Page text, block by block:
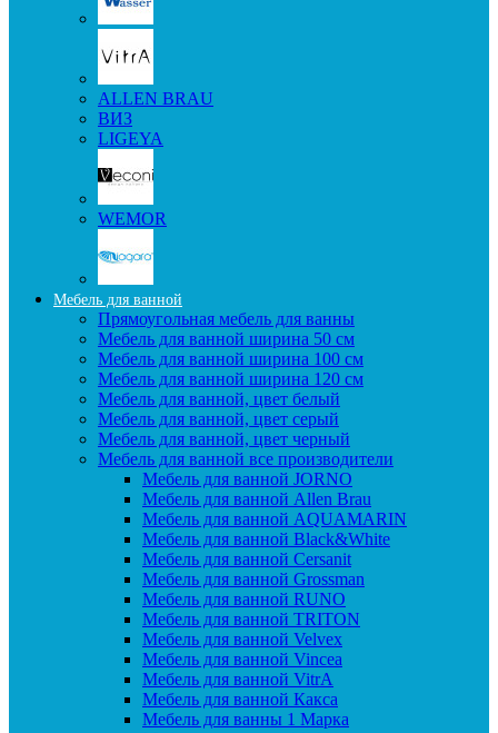
ALLEN BRAU
ВИЗ
LIGEYA
WEMOR
Мебель для ванной
Прямоугольная мебель для ванны
Мебель для ванной ширина 50 см
Мебель для ванной ширина 100 см
Мебель для ванной ширина 120 см
Мебель для ванной, цвет белый
Мебель для ванной, цвет серый
Мебель для ванной, цвет черный
Мебель для ванной все производители
Мебель для ванной JORNO
Мебель для ванной Allen Brau
Мебель для ванной AQUAMARIN
Мебель для ванной Black&White
Мебель для ванной Cersanit
Мебель для ванной Grossman
Мебель для ванной RUNO
Мебель для ванной TRITON
Мебель для ванной Velvex
Мебель для ванной Vincea
Мебель для ванной VitrA
Мебель для ванной Какса
Мебель для ванны 1 Марка